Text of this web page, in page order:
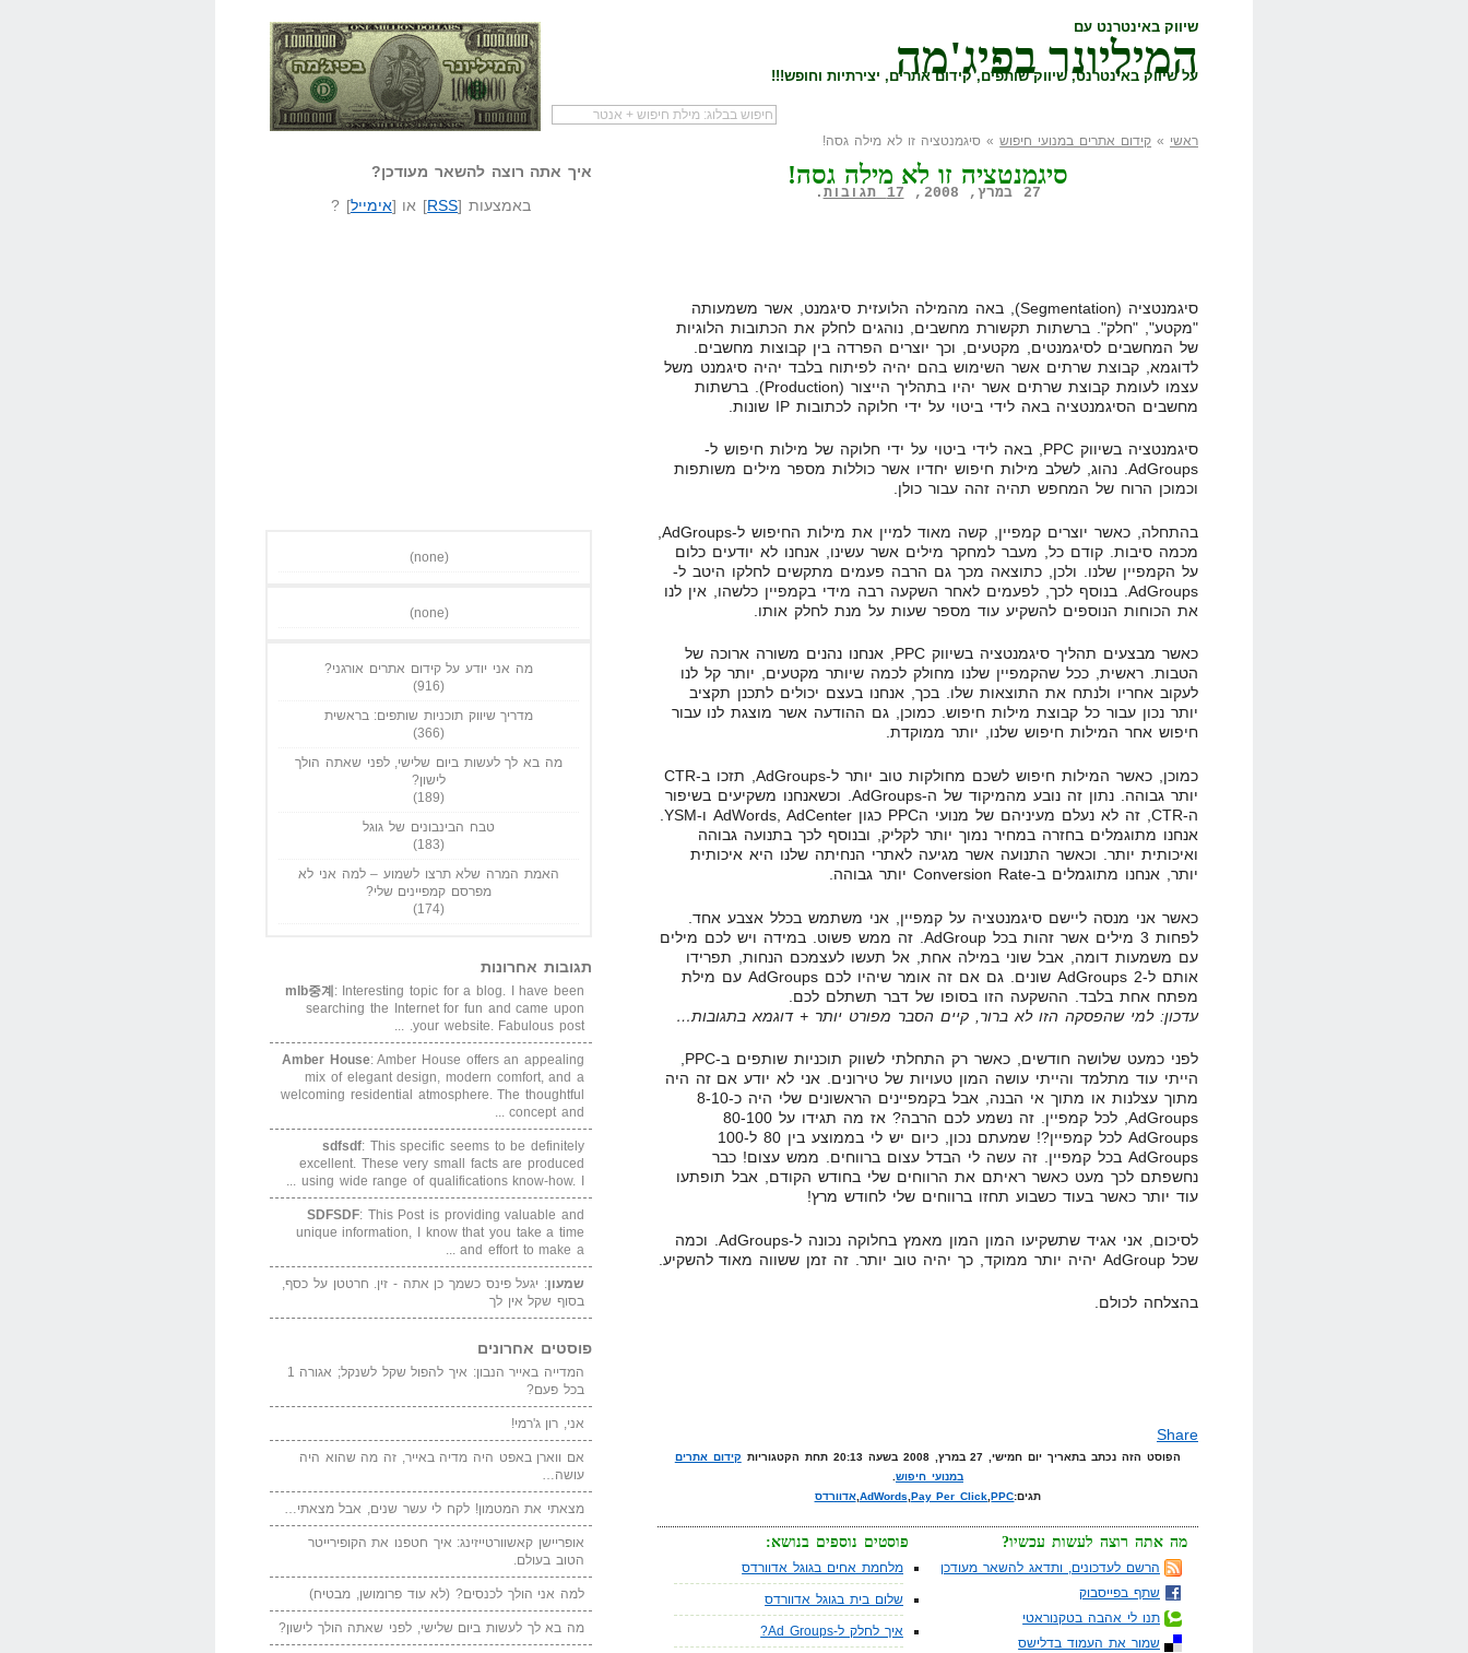
שיווק באינטרנט עם
המיליונר בפיג'מה
על שיווק באינטרנט, שיווק שותפים, קידום אתרים, יצירתיות וחופש!!!
שאל שאלה המיליונר בפיג'מה שיווק שותפים
ראשי » קידום אתרים במנועי חיפוש» סיגמנטציה זו לא מילה גסה!
סיגמנטציה זו לא מילה גסה!
27 במרץ, 2008, 17 תגובות .
סיגמנטציה (Segmentation), באה מהמילה הלועזית סיגמנט, אשר משמעותה
"מקטע", "חלק". ברשתות תקשורת מחשבים, נוהגים לחלק את הכתובות הלוגיות
של המחשבים לסיגמנטים, מקטעים, וכך יוצרים הפרדה בין קבוצות מחשבים.
לדוגמא, קבוצת שרתים אשר השימוש בהם יהיה לפיתוח בלבד יהיה סיגמנט משל
עצמו לעומת קבוצת שרתים אשר יהיו בתהליך הייצור (Production). ברשתות
מחשבים הסיגמנטציה באה לידי ביטוי על ידי חלוקה לכתובות IP שונות.
סיגמנטציה בשיווק PPC, באה לידי ביטוי על ידי חלוקה של מילות חיפוש ל-
AdGroups. נהוג, לשלב מילות חיפוש יחדיו אשר כוללות מספר מילים משותפות
וכמוכן הרוח של המחפש תהיה זהה עבור כולן.
בהתחלה, כאשר יוצרים קמפיין, קשה מאוד למיין את מילות החיפוש ל-AdGroups,
מכמה סיבות. קודם כל, מעבר למחקר מילים אשר עשינו, אנחנו לא יודעים כלום
על הקמפיין שלנו. ולכן, כתוצאה מכך גם הרבה פעמים מתקשים לחלקו היטב ל-
AdGroups. בנוסף לכך, לפעמים לאחר השקעה רבה מידי בקמפיין כלשהו, אין לנו
את הכוחות הנוספים להשקיע עוד מספר שעות על מנת לחלק אותו.
כאשר מבצעים תהליך סיגמנטציה בשיווק PPC, אנחנו נהנים משורה ארוכה של
הטבות. ראשית, ככל שהקמפיין שלנו מחולק לכמה שיותר מקטעים, יותר קל לנו
לעקוב אחריו ולנתח את התוצאות שלו. בכך, אנחנו בעצם יכולים לתכנן תקציב
יותר נכון עבור כל קבוצת מילות חיפוש. כמוכן, גם ההודעה אשר מוצגת לנו עבור
חיפוש אחר המילות חיפוש שלנו, יותר ממוקדת.
כמוכן, כאשר המילות חיפוש לשכם מחולקות טוב יותר ל-AdGroups, תזכו ב-CTR
יותר גבוהה. נתון זה נובע מהמיקוד של ה-AdGroups. וכשאנחנו משקיעים בשיפור
ה-CTR, זה לא נעלם מעיניהם של מנועי הPPC כגון AdWords, AdCenter ו-YSM.
אנחנו מתוגמלים בחזרה במחיר נמוך יותר לקליק, ובנוסף לכך בתנועה גבוהה
ואיכותית יותר. וכאשר התנועה אשר מגיעה לאתרי הנחיתה שלנו היא איכותית
יותר, אנחנו מתוגמלים ב-Conversion Rate יותר גבוהה.
כאשר אני מנסה ליישם סיגמנטציה על קמפיין, אני משתמש בכלל אצבע אחד.
לפחות 3 מילים אשר זהות בכל AdGroup. זה ממש פשוט. במידה ויש לכם מילים
עם משמעות דומה, אבל שוני במילה אחת, אל תעשו לעצמכם הנחות, תפרידו
אותם ל-2 AdGroups שונים. גם אם זה אומר שיהיו לכם AdGroups עם מילת
מפתח אחת בלבד. ההשקעה הזו בסופו של דבר תשתלם לכם.
עדכון: למי שהפסקה הזו לא ברור, קיים הסבר מפורט יותר + דוגמא בתגובות…
הייתי עוד מתלמד והייתי עושה המון טעויות של טירונים. אני לא יודע אם זה היה
מתוך עצלנות או מתוך אי הבנה, אבל בקמפיינים הראשונים שלי היה כ-8-10
AdGroups, לכל קמפיין. זה נשמע לכם הרבה? אז מה תגידו על 80-100
AdGroups לכל קמפיין?! שמעתם נכון, כיום יש לי בממוצע בין 80 ל-100
AdGroups בכל קמפיין. זה עשה לי הבדל עצום ברווחים. ממש עצום! כבר
נחשפתם לכך מעט כאשר ראיתם את הרווחים שלי בחודש הקודם, אבל תופתעו
עוד יותר כאשר בעוד כשבוע תחזו ברווחים שלי לחודש מרץ!
לסיכום, אני אגיד שתשקיעו המון המון מאמץ בחלוקה נכונה ל-AdGroups. וכמה
שכל AdGroup יהיה יותר ממוקד, כך יהיה טוב יותר. זה זמן ששווה מאוד להשקיע.
בהצלחה לכולם.
Share
הפוסט הזה נכתב בתאריך יום חמישי, 27 במרץ, 2008 בשעה 20:13 תחת הקטגוריות
קידום אתרים
במנועי חיפוש.
תגים:
AdWords,Pay Per Click,PPC
,אדוורדס
פוסטים נוספים בנושא:
מלחמת אחים בגוגל אדוורדס
שלום בית בגוגל אדוורדס
איך לחלק ל-Ad Groups?
מה אתה רוצה לעשות עכשיו?
הרשם לעדכונים, ותדאג להשאר מעודכן
שתף בפייסבוק
תנו לי אהבה בטקנוראטי
שמור את העמוד בדלישס
איך אתה רוצה להשאר מעודכן?
באמצעות [RSS] או [אימייל] ?
(none)
(none)
מה אני יודע על קידום אתרים אורגני?
(916)
מדריך שיווק תוכניות שותפים: בראשית
(366)
מה בא לך לעשות ביום שלישי, לפני שאתה הולך
לישון?
(189)
טבח הבינבונים של גוגל
(183)
האמת המרה שלא תרצו לשמוע – למה אני לא
מפרסם קמפיינים שלי?
(174)
תגובות אחרונות
mlb중계 : Interesting topic for a blog. I have been
searching the Internet for fun and came upon
your website. Fabulous post. ...
Amber House: Amber House offers an appealing
mix of elegant design, modern comfort, and a
welcoming residential atmosphere. The thoughtful
concept and ...
sdfsdf: This specific seems to be definitely
excellent. These very small facts are produced
using wide range of qualifications know-how. I ...
SDFSDF: This Post is providing valuable and
unique information, I know that you take a time
and effort to make a ...
שמעון: יגעל פינס כשמך כן אתה - זין. חרטטן על כסף,
בסוף שקל אין לך
פוסטים אחרונים
המדייה באייר הנבון: איך להפול שקל לשנקל; אגורה 1
בכל פעם?
אני, רון ג'רמי!
אם ווארן באפט היה מדיה באייר, זה מה שהוא היה
עושה…
מצאתי את המטמון! לקח לי עשר שנים, אבל מצאתי…
אופריישן קאשוורטייזינג: איך חטפנו את הקופירייטר
הטוב בעולם.
למה אני הולך לכנסים? (לא עוד פרומושן, מבטיח)
מה בא לך לעשות ביום שלישי, לפני שאתה הולך לישון?